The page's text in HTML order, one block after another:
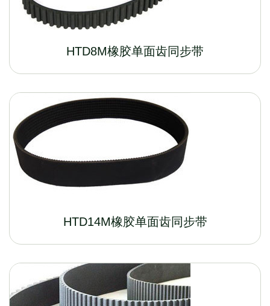
HTD8M橡胶单面齿同步带
HTD14M橡胶单面齿同步带